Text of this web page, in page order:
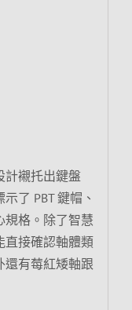
計襯托出鍵盤
了 PBT 鍵帽、
規格。除了智慧
直接確認軸體類
還有莓紅矮軸跟